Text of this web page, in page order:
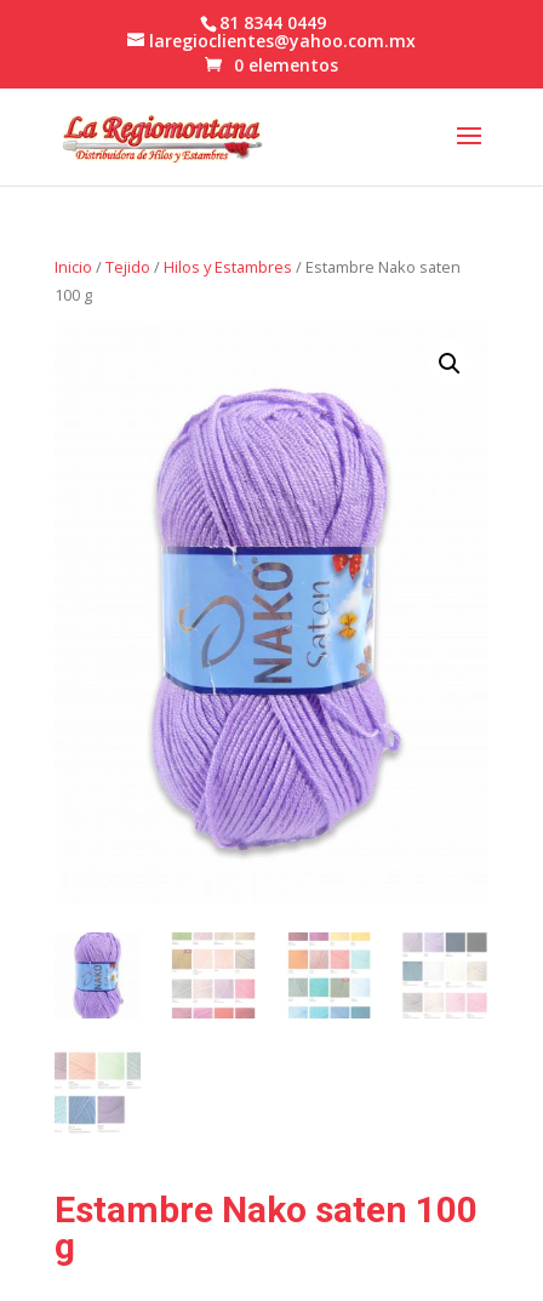
81 8344 0449
laregioclientes@yahoo.com.mx
0 elementos
Inicio /Tejido /Hilos y Estambres / Estambre Nako saten
100 g
Estambre Nako saten 100
g